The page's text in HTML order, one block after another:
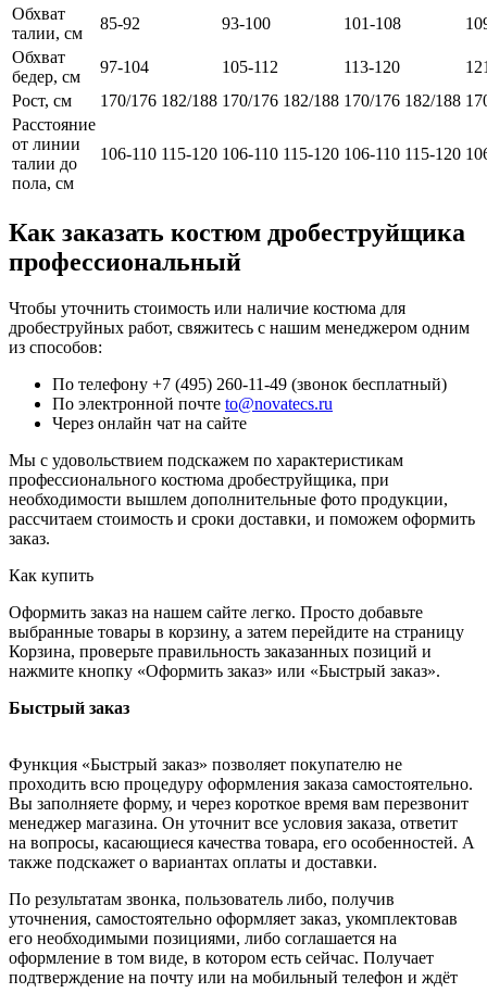
Обхват
талии, см
85-92 93-100 101-108
Обхват
бедер, см
97-104 105-112 113-120
Рост, см
170/176 182/188 170/176 182/188 170/176 182/188
Расстояние
от линии
талии до
пола, см
106-110 115-120 106-110 115-120 106-110 115-120
Как заказать костюм дробеструйщика
профессиональный
Чтобы уточнить стоимость или наличие костюма для
дробеструйных работ, свяжитесь с нашим менеджером одним
из способов:
По телефону +7 (495) 260-11-49 (звонок бесплатный)
По электронной почте to@novatecs.ru
Через онлайн чат на сайте
Мы с удовольствием подскажем по характеристикам
профессионального костюма дробеструйщика, при
необходимости вышлем дополнительные фото продукции,
рассчитаем стоимость и сроки доставки, и поможем оформить
заказ.
Как купить
Оформить заказ на нашем сайте легко. Просто добавьте
выбранные товары в корзину, а затем перейдите на страницу
Корзина, проверьте правильность заказанных позиций и
нажмите кнопку «Оформить заказ» или «Быстрый заказ».
Быстрый заказ
Функция «Быстрый заказ» позволяет покупателю не
проходить всю процедуру оформления заказа самостоятельно.
Вы заполняете форму, и через короткое время вам перезвонит
менеджер магазина. Он уточнит все условия заказа, ответит
на вопросы, касающиеся качества товара, его особенностей. А
также подскажет о вариантах оплаты и доставки.
По результатам звонка, пользователь либо, получив
уточнения, самостоятельно оформляет заказ, укомплектовав
его необходимыми позициями, либо соглашается на
оформление в том виде, в котором есть сейчас. Получает
подтверждение на почту или на мобильный телефон и ждёт